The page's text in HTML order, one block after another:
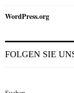
WordPress.org
FOLGEN SIE